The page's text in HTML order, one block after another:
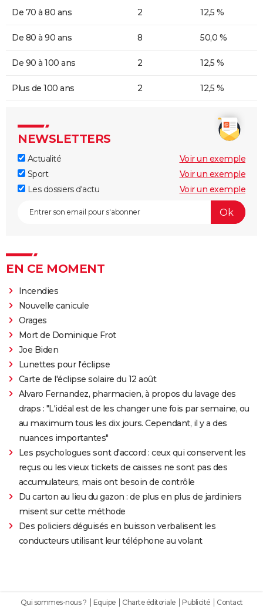
De 70 à 80 ans 2 12,5 %
De 80 à 90 ans 8 50,0 %
De 90 à 100 ans 2 12,5 %
Plus de 100 ans 2 12,5 %
NEWSLETTERS
Actualité
Voir un exemple
Sport
Voir un exemple
Les dossiers d'actu
Voir un exemple
EN CE MOMENT
Incendies
Nouvelle canicule
Orages
Mort de Dominique Frot
Joe Biden
Lunettes pour l'éclipse
Carte de l'éclipse solaire du 12 août
Alvaro Fernandez, pharmacien, à propos du lavage des
draps : "L'idéal est de les changer une fois par semaine, ou
au maximum tous les dix jours. Cependant, il y a des
nuances importantes"
Les psychologues sont d'accord : ceux qui conservent les
reçus ou les vieux tickets de caisses ne sont pas des
accumulateurs, mais ont besoin de contrôle
Du carton au lieu du gazon : de plus en plus de jardiniers
misent sur cette méthode
Des policiers déguisés en buisson verbalisent les
conducteurs utilisant leur téléphone au volant
Qui sommes-nous ? Equipe Charte éditoriale Publicité Contact